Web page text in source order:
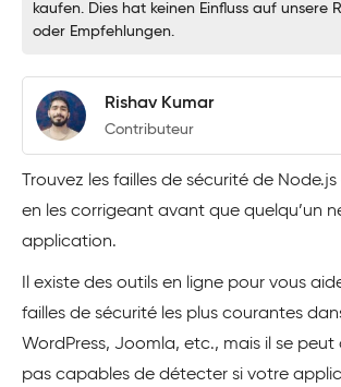
kaufen. Dies hat keinen Einfluss auf unsere
oder Empfehlungen.
Rishav Kumar
Contributeur
Trouvez les failles de sécurité de
en les corrigeant avant que quelqu’un
application.
Il existe des outils en ligne pour vous
failles de sécurité les plus courantes
WordPress, Joomla, etc., mais il se peut
pas capables de détecter si votre